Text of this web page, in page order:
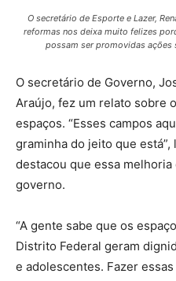
O secretário de Esporte e Lazer,
reformas nos deixa muito felizes
possam ser promovidas ações
O secretário de Governo,
Araújo, fez um relato sobre
espaços. “Esses campos
graminha do jeito que
destacou que essa
governo.
“A gente sabe que os
Distrito Federal geram
e adolescentes. Fazer